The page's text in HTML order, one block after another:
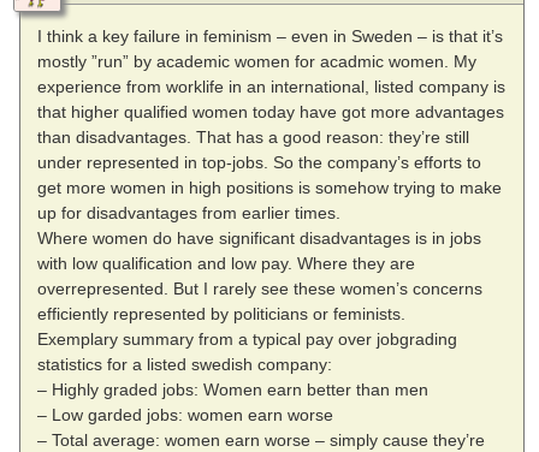
I think a key failure in feminism – even in Sweden – is that it’s
mostly ”run” by academic women for acadmic women. My
experience from worklife in an international, listed company is
that higher qualified women today have got more advantages
than disadvantages. That has a good reason: they’re still
under represented in top-jobs. So the company’s efforts to
get more women in high positions is somehow trying to make
up for disadvantages from earlier times.
Where women do have significant disadvantages is in jobs
with low qualification and low pay. Where they are
overrepresented. But I rarely see these women’s concerns
efficiently represented by politicians or feminists.
Exemplary summary from a typical pay over jobgrading
statistics for a listed swedish company:
– Highly graded jobs: Women earn better than men
– Low garded jobs: women earn worse
– Total average: women earn worse – simply cause they’re